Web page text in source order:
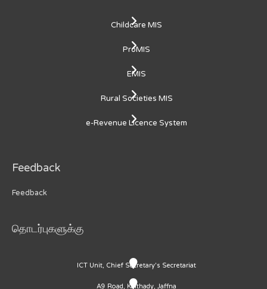
Childcare MIS
ProMIS
EMIS
Rural Societies MIS
e-Revenue Licence System
Feedback
Feedback
தொடர்புகளுக்கு
ICT Unit, Chief Secretary's Secretariat
A9 Road, Kaithady, Jaffna